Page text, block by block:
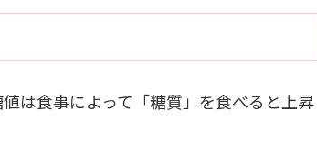
は食事によって「糖質」を食べると上昇